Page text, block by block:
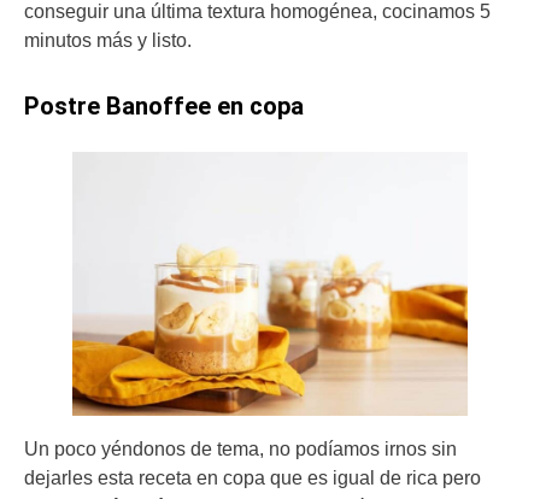
conseguir una última textura homogénea, cocinamos 5
minutos más y listo.
Postre Banoffee en copa
Un poco yéndonos de tema, no podíamos irnos sin
dejarles esta receta en copa que es igual de rica pero